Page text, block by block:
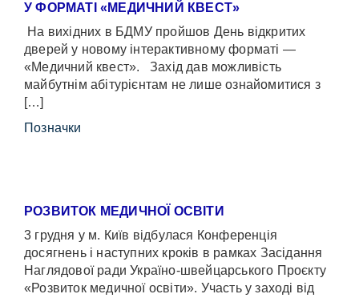
У ФОРМАТІ «МЕДИЧНИЙ КВЕСТ»
На вихідних в БДМУ пройшов День відкритих
дверей у новому інтерактивному форматі —
«Медичний квест». Захід дав можливість
майбутнім абітурієнтам не лише ознайомитися з
[…]
Позначки
РОЗВИТОК МЕДИЧНОЇ ОСВІТИ
3 грудня у м. Київ відбулася Конференція
досягнень і наступних кроків в рамках Засідання
Наглядової ради Україно-швейцарського Проєкту
«Розвиток медичної освіти». Участь у заході від